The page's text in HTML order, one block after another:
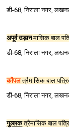
डी-68, निराला नगर,
अपूर्व उड़ानमासिक बाल
डी-68, निराला नगर,
कोंपलत्रैमासिक बाल
डी-68, निराला नगर,
गुल्‍लकत्रैमासिक बाल